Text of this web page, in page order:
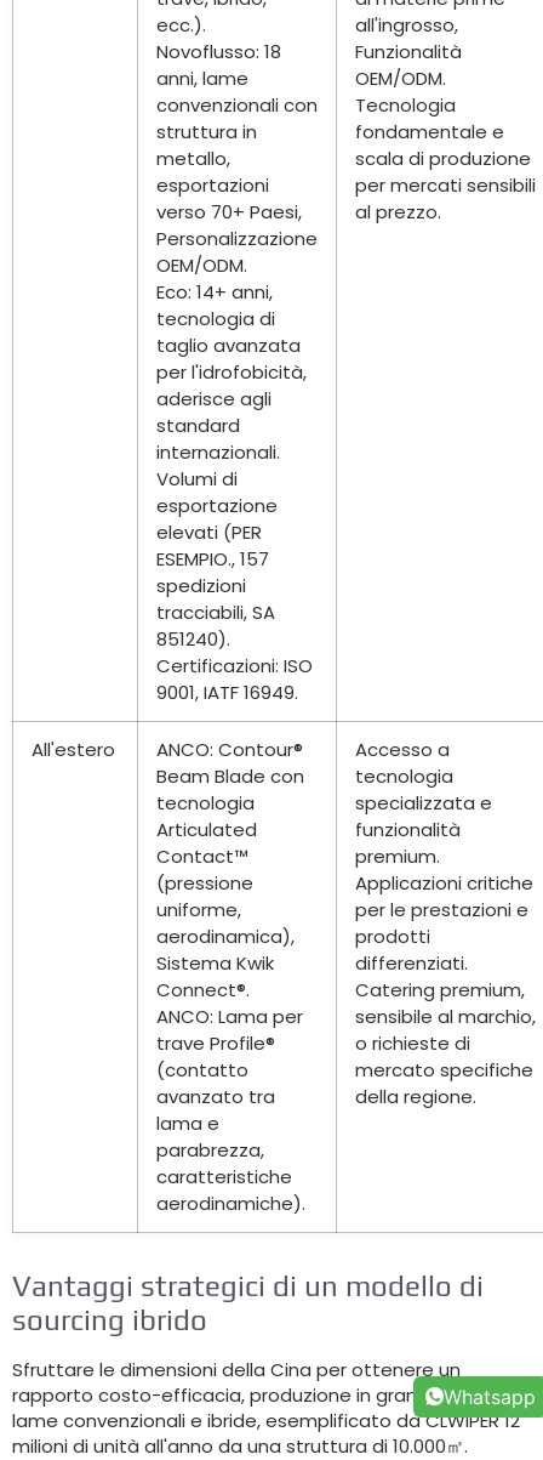
ecc.).
Novoflusso: 18
anni, lame
convenzionali con
struttura in
metallo,
esportazioni
verso 70+ Paesi,
Personalizzazione
OEM/ODM.
Eco: 14+ anni,
tecnologia di
taglio avanzata
per l'idrofobicità,
aderisce agli
standard
internazionali.
Volumi di
esportazione
elevati (PER
ESEMPIO., 157
spedizioni
tracciabili, SA
851240).
Certificazioni: ISO
9001, IATF 16949.
all'ingrosso,
Funzionalità
OEM/ODM.
Tecnologia
fondamentale e
scala di produzione
per mercati sensibili
al prezzo.
All'estero
ANCO: Contour®
Beam Blade con
tecnologia
Articulated
Contact™
(pressione
uniforme,
aerodinamica),
Sistema Kwik
Connect®.
ANCO: Lama per
trave Profile®
(contatto
avanzato tra
lama e
parabrezza,
caratteristiche
aerodinamiche).
Accesso a
tecnologia
specializzata e
funzionalità
premium.
Applicazioni critiche
per le prestazioni e
prodotti
differenziati.
Catering premium,
sensibile al marchio,
o richieste di
mercato specifiche
della regione.
Vantaggi strategici di un modello di
sourcing ibrido
Sfruttare le dimensioni della Cina per ottenere un
rapporto costo-efficacia, produzione in grandi volumi di
lame convenzionali e ibride, esemplificato da CLWIPER 12
milioni di unità all'anno da una struttura di 10.000㎡.
Whatsapp